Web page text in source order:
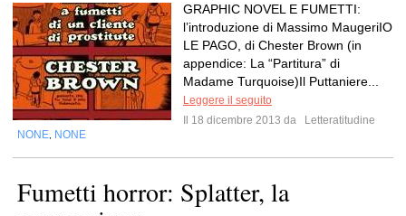
GRAPHIC NOVEL E FUMETTI:
l’introduzione di Massimo MaugeriIO
LE PAGO, di Chester Brown (in
appendice: La “Partitura” di
Madame Turquoise)Il Puttaniere...
Leggere il seguito
Il 18 dicembre 2013 da
Letteratitudine
NONE NONE
Fumetti horror: Splatter, la